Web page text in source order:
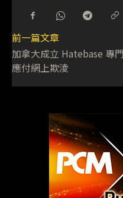
前一篇文章
加拿大成立 Hatebase 專門
應付網上欺淩